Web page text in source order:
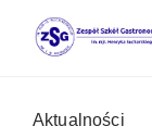
Aktualności